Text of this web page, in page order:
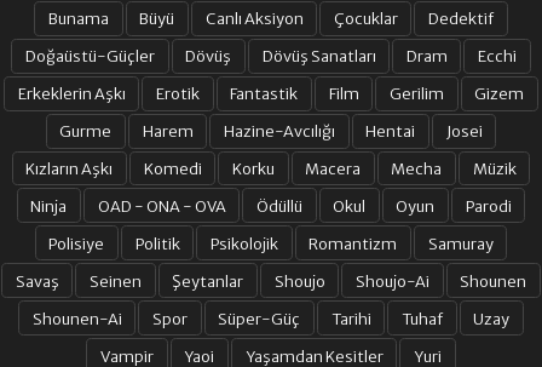
Bunama Büyü Canlı Aksiyon Çocuklar
Dedektif
Doğaüstü-Güçler
Dövüş Dövüş Sanatları Dram
Ecchi
Erkeklerin Aşkı
Erotik Fantastik Film Gerilim
Gizem
Gurme
Harem Hazine-Avcılığı Hentai
Josei
Kızların Aşkı
Komedi Korku Macera Mecha
Müzik
Ninja
OAD - ONA - OVA Ödüllü Okul Oyun
Parodi
Polisiye
Politik Psikolojik Romantizm
Samuray
Savaş
Seinen Şeytanlar Shoujo Shoujo-Ai
Shounen
Shounen-Ai
Spor Süper-Güç Tarihi Tuhaf
Uzay
Vampir
Yaoi Yaşamdan Kesitler Yuri